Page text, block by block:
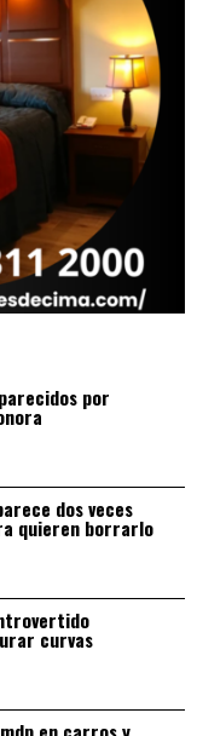
por
dos veces
quieren borrarlo
curvas